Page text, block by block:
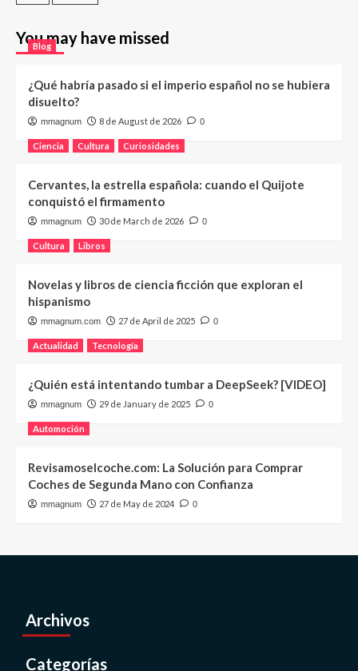
You may have missed
Blog
¿Qué habría pasado si el imperio español no se hubiera
disuelto?
mmagnum 8 de August de 2026 0
Ciencia Cultura Curiosidades
Cervantes, la estrella española: cuando el Quijote
conquistó el firmamento
mmagnum 30 de March de 2026 0
Cultura Libros
Novelas y libros de ciencia ficción que exploran el
hispanismo
mmagnum.com 27 de April de 2025 0
Actualidad Tecnología
¿Quién está intentando tumbar a DeepSeek? [VIDEO]
mmagnum 29 de January de 2025 0
Automoción
Revisamoselcoche.com: La Solución para Comprar
Coches de Segunda Mano con Confianza
mmagnum 27 de May de 2024 0
Archivos
Categorías